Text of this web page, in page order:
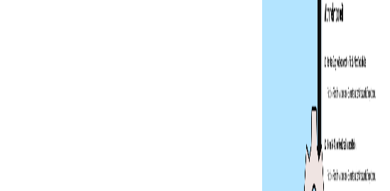
du aus irgendeinem Grund Layouttabellen
Rolle „presentation“ die Semantik der Tabelle
musst du natürlich aufpassen, dass die